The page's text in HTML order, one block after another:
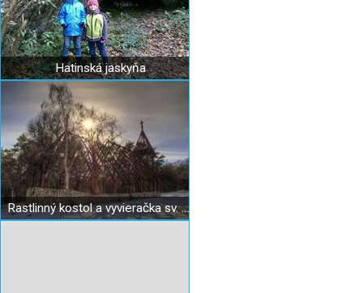
Hatinská jaskyňa
Rastlinný kostol a vyvieračka sv. Ladislava